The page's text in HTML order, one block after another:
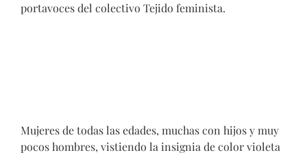
portavoces del colectivo Tejido feminista.
Mujeres de todas las edades, muchas con hijos y muy
pocos hombres, vistiendo la insignia de color violeta